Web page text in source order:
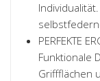
PERFEKTE
Funktionale
Griffflächen